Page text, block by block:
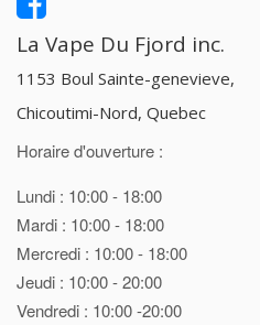
La Vape Du Fjord inc.
1153 Boul Sainte-genevieve,
Chicoutimi-Nord, Quebec
Horaire d'ouverture :
Lundi : 10:00 - 18:00
Mardi : 10:00 - 18:00
Mercredi : 10:00 - 18:00
Jeudi : 10:00 - 20:00
Vendredi : 10:00 -20:00